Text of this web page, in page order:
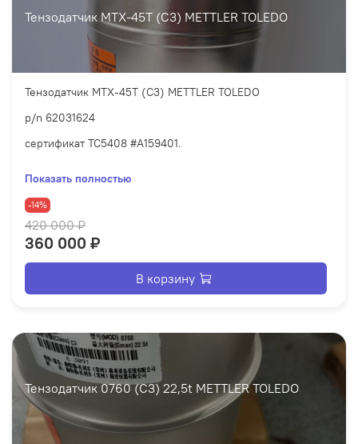
Тензодатчик MTX-45T (С3) METTLER TOLEDO
Тензодатчик MTX-45T (С3) METTLER TOLEDO
p/n 62031624
сертификат TC5408 #A159401.
на корпусе присутствует незначительная вмятина.
Гарантия на товар 12 месяцев.
Показать полностью
-14%
420 000 ₽
360 000 ₽
В корзину
Тензодатчик 0760 (С3) 22,5t METTLER TOLEDO